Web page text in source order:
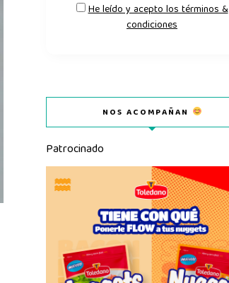
He leído y acepto los términos &
condiciones
NOS ACOMPAÑAN
Patrocinado